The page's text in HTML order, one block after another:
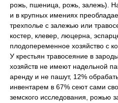
рожь, пшеница, рожь, залежь).
и в крупных имениях
трехполье с залежью или
костер, клевер, люцерна,
плодопеременное хозяйство с
У крестьян травосеяние в
хозяйств не имеют надельной
аренду и не пашут, 12%
инвентарем в 67% сеют сами
земского исследования, рожью